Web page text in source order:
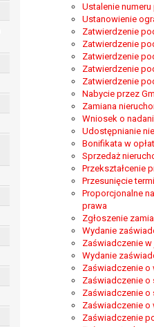
Ustalenie
Ustanowienie
Zatwierdzenie
Zatwierdzenie
Zatwierdzenie
Zatwierdzenie
Zatwierdzenie
Nabycie przez
Zamiana
Wniosek o
Udostępnianie
Bonifikata w
Sprzedaż
Przekształcenie
Przesunięcie
Proporcjonalne
prawa
Zgłoszenie
Wydanie
Zaświadczenie
Wydanie
Zaświadczenie
Zaświadczenie o
Zaświadczenie o
Zaświadczenie
Zaświadczenie